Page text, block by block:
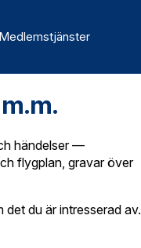
Medlemstjänster
händelser —
flygplan, gravar över
du är intresserad av.